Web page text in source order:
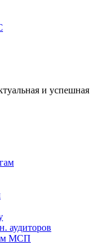
и успешная
аудиторов
МСП